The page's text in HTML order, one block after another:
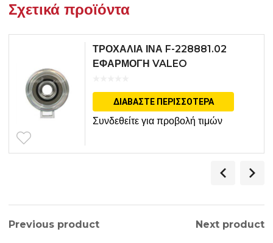
Σχετικά προϊόντα
ΤΡΟΧΑΛΙΑ ΙΝΑ F-228881.02
ΕΦΑΡΜΟΓΗ VALEO
ΔΙΑΒΆΣΤΕ ΠΕΡΙΣΣΌΤΕΡΑ
Συνδεθείτε για προβολή τιμών
Previous product Next product